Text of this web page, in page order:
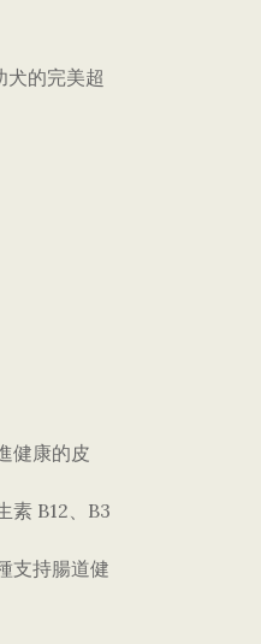
的完美超
健康的皮
素 B12、B3
支持腸道健